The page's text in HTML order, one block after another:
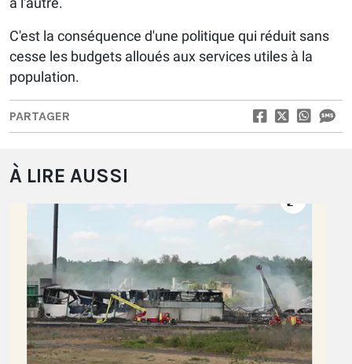
C'est la conséquence d'une politique qui réduit sans
cesse les budgets alloués aux services utiles à la
population.
PARTAGER
À LIRE AUSSI